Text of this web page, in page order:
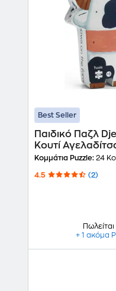
Best Seller
Παιδικό Παζλ
Κουτί
Κομμάτια)
Κομμάτια Puzzle: 24
4.5 (2)
+ 1 ακόμα